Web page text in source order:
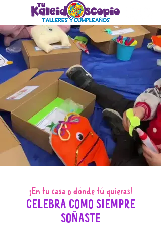
¡En tu casa o dónde tú quieras!
CELEBRA COMO SIEMPRE
SOÑASTE